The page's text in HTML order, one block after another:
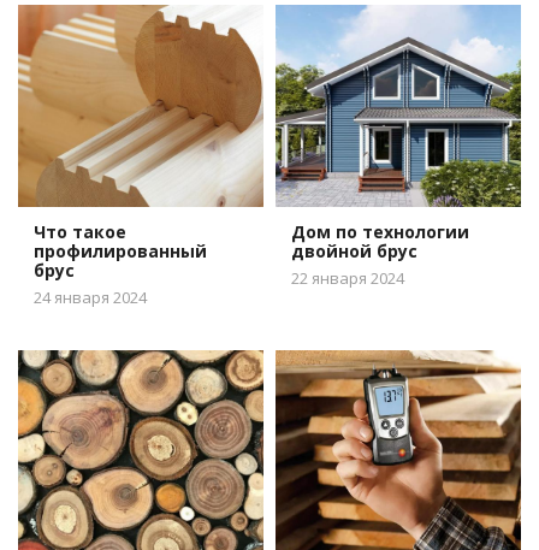
Что такое
профилированный
брус
24 января 2024
Дом по технологии
двойной брус
22 января 2024